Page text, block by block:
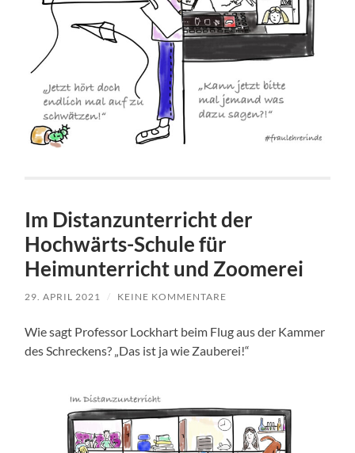
Im Distanzunterricht der
Hochwärts-Schule für
Heimunterricht und Zoomerei
29. APRIL 2021 / KEINE KOMMENTARE
Wie sagt Professor Lockhart beim Flug aus der Kammer
des Schreckens? „Das ist ja wie Zauberei!“